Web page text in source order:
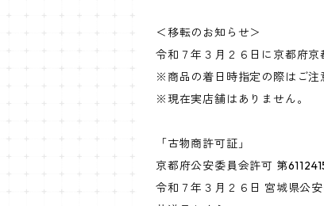
＜移転のお知らせ＞
令和７年３月２６日に京都府京
※商品の着日時指定の際はご注
※現在実店舗はありません。
「古物商許可証」
京都府公安委員会許可 第
令和７年３月２６日 宮城県公